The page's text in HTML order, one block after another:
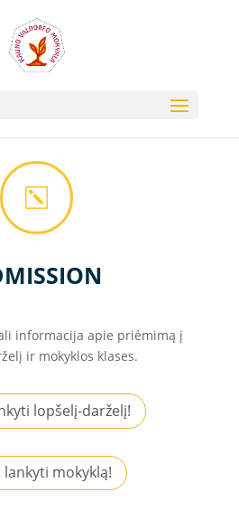
k
informacija apie priėmimą į
ir mokyklos klases.
lopšelį-darželį!
mokyklą!